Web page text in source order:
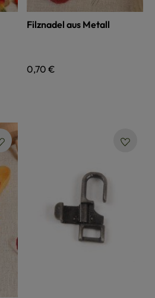
Filznadel aus Metall
Regulärer Preis:
0,70 €